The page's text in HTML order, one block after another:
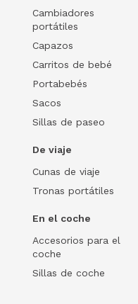
Cambiadores
portátiles
Capazos
Carritos de bebé
Portabebés
Sacos
Sillas de paseo
De viaje
Cunas de viaje
Tronas portátiles
En el coche
Accesorios para el
coche
Sillas de coche